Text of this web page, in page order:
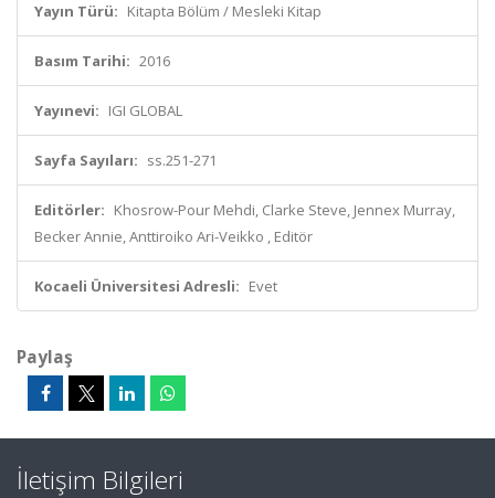
Yayın Türü: Kitapta Bölüm / Mesleki Kitap
Basım Tarihi: 2016
Yayınevi: IGI GLOBAL
Sayfa Sayıları: ss.251-271
Editörler: Khosrow-Pour Mehdi, Clarke Steve, Jennex Murray,
Becker Annie, Anttiroiko Ari-Veikko , Editör
Kocaeli Üniversitesi Adresli: Evet
Paylaş
İletişim Bilgileri